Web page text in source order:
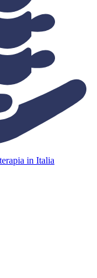
in Italia